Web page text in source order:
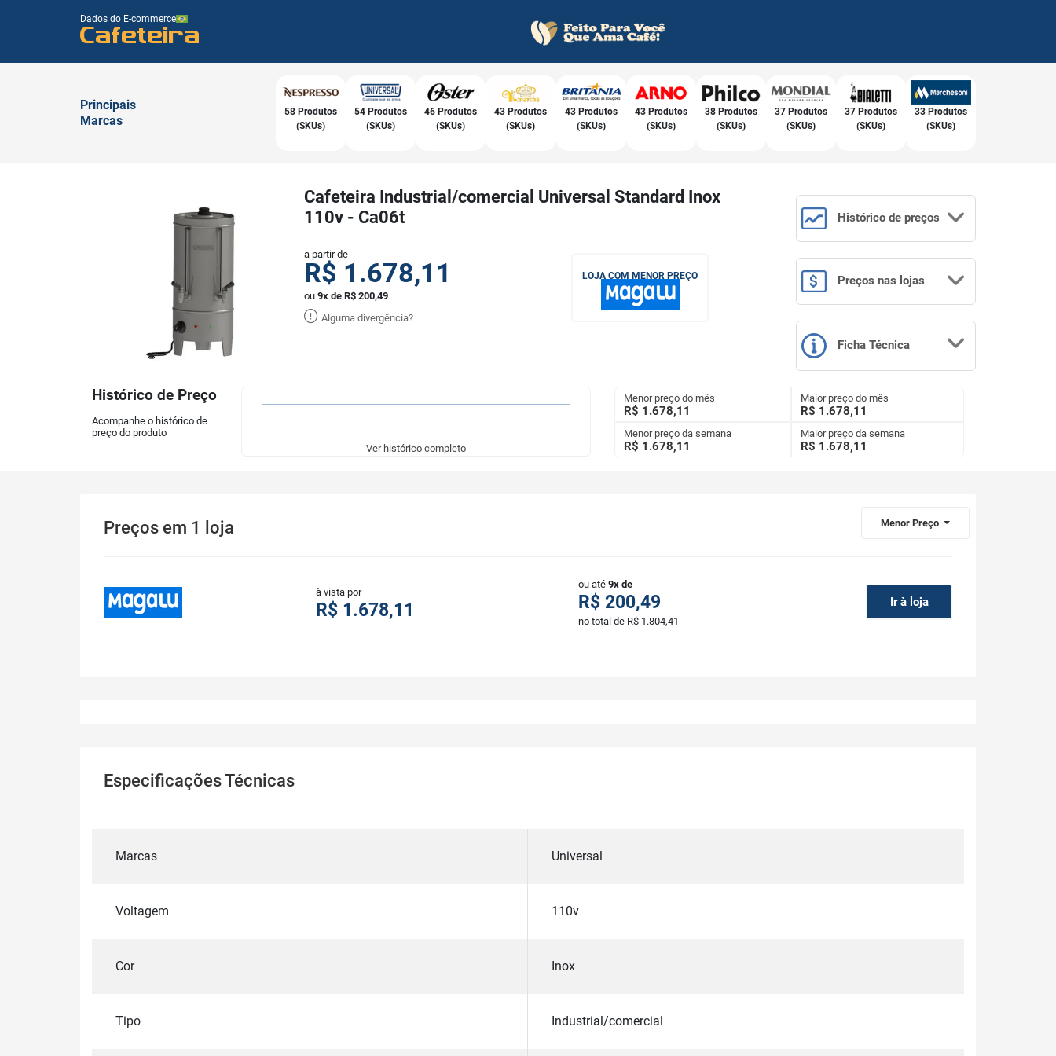
Dados do E-commerce
Cafeteira
Principais
Marcas
58 Produtos
(SKUs)
54 Produtos
(SKUs)
46 Produtos
(SKUs)
43 Produtos
(SKUs)
43 Produtos
(SKUs)
43 Produtos
(SKUs)
38 Produtos
(SKUs)
37 Produtos
(SKUs)
37 Produtos
(SKUs)
33 Produtos
(SKUs)
Cafeteira Industrial/comercial Universal Standard Inox
110v - Ca06t
a partir de
R$ 1.678,11
ou 9x de R$ 200,49
Alguma divergência?
LOJA COM MENOR PREÇO
Histórico de preços
Preços nas lojas
Ficha Técnica
Histórico de Preço
Acompanhe o histórico de
preço do produto
Ver histórico completo
Menor preço do mês
R$ 1.678,11
Maior preço do mês
R$ 1.678,11
Menor preço da semana
R$ 1.678,11
Maior preço da semana
R$ 1.678,11
Preços em 1 loja Menor Preço
à vista por
R$ 1.678,11
ou até 9x de
R$ 200,49
no total de R$ 1.804,41
Ir à loja
Especificações Técnicas
Marcas Universal
Voltagem 110v
Cor Inox
Tipo Industrial/comercial